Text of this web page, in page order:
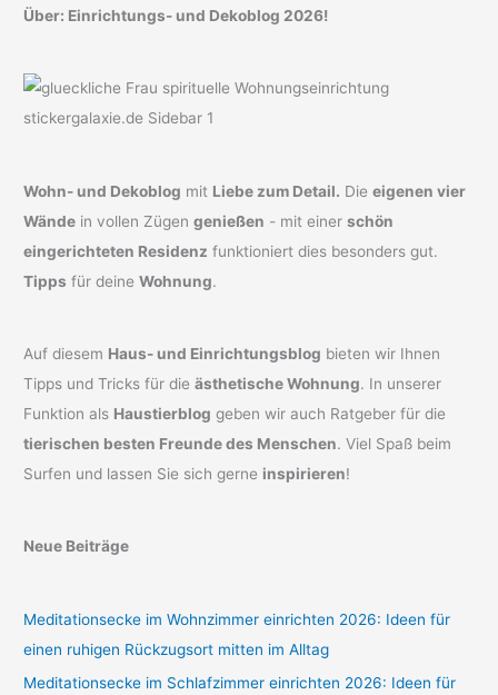
Über: Einrichtungs- und Dekoblog 2026!
Wohn- und Dekoblog mit Liebe zum Detail. Dieeigenen vier
Wände in vollen Zügengenießen - mit einerschön
eingerichteten Residenz funktioniert dies besonders gut.
Tipps für deineWohnung.
Auf diesem Haus- und Einrichtungsblog bieten wir Ihnen
Tipps und Tricks für dieästhetische Wohnung. In unserer
Funktion als Haustierblog geben wir auch Ratgeber für die
tierischen besten Freunde des Menschen. Viel Spaß beim
Surfen und lassen Sie sich gerne inspirieren!
Neue Beiträge
Meditationsecke im Wohnzimmer einrichten 2026: Ideen für
einen ruhigen Rückzugsort mitten im Alltag
Meditationsecke im Schlafzimmer einrichten 2026: Ideen für